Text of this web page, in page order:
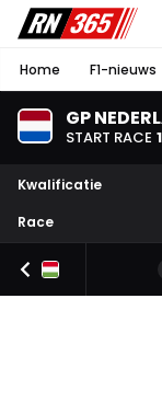
Home F1-nieuws
GP
START RACE
Kwalificatie
Race